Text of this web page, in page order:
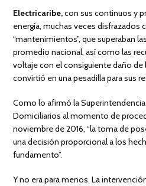
Electricaribe,con sus continuos y
energía, muchas veces disfrazados
“mantenimientos”, que superaban
promedio nacional, así como las
voltaje con el consiguiente daño
convirtió en una pesadilla para sus
Como lo afirmó la
Domiciliarios al momento de
noviembre de 2016, “la toma de
una decisión proporcional a los
fundamento”.
Y no era para menos. La